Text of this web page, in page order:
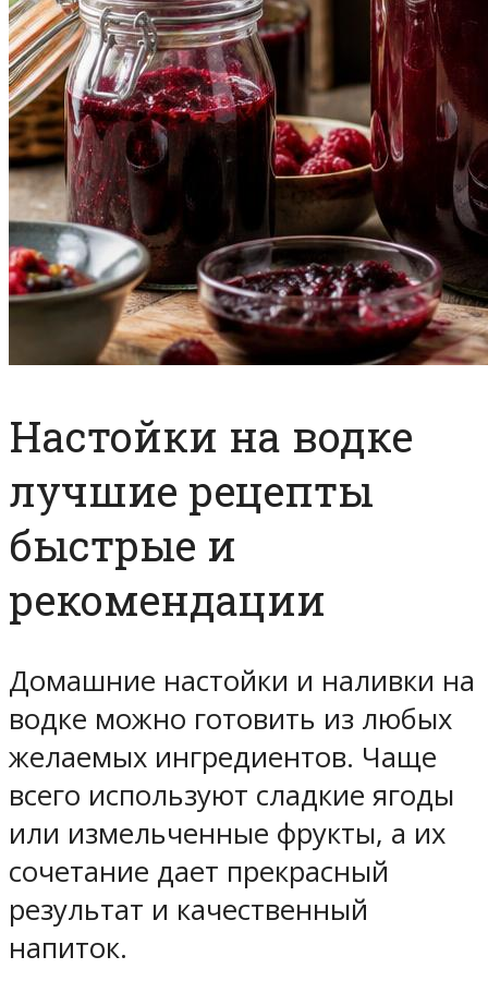
Настойки на водке
лучшие рецепты
быстрые и
рекомендации
Домашние настойки и наливки на
водке можно готовить из любых
желаемых ингредиентов. Чаще
всего используют сладкие ягоды
или измельченные фрукты, а их
сочетание дает прекрасный
результат и качественный
напиток.